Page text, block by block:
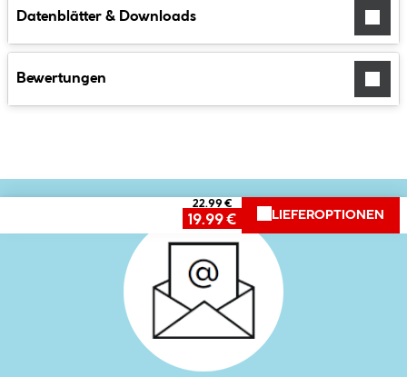
Datenblätter & Downloads
Bewertungen
22.99 €
19.99 € LIEFEROPTIONEN